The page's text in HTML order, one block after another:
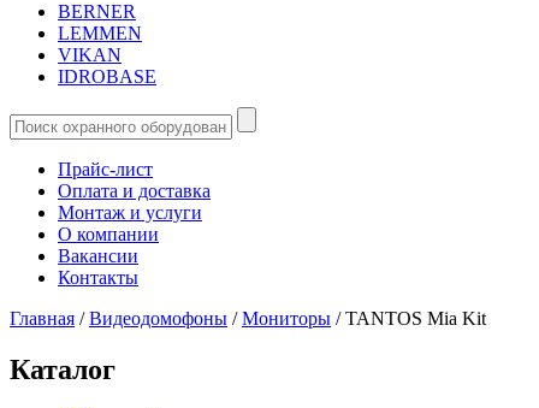
BERNER
LEMMEN
VIKAN
IDROBASE
Прайс-лист
Оплата и доставка
Монтаж и услуги
О компании
Вакансии
Контакты
Главная /Видеодомофоны /Мониторы /TANTOS Mia Kit
Каталог